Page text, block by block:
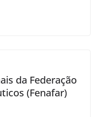
da Federação
(Fenafar)